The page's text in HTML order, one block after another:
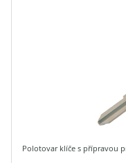
Polotovar klíče s přípravou